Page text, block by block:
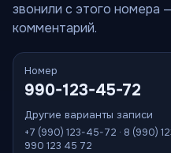
звонили с этого номера
комментарий.
Номер
990-123-45-72
Другие варианты записи
+7 (990) 123-45-72 · 8 (990)
990 123 45 72